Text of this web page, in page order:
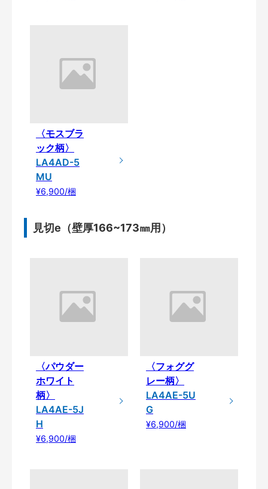
〈モスブラ
ック柄〉
LA4AD-5
MU
¥6,900/梱
見切e（壁厚166~173㎜用）
〈パウダー
ホワイト
柄〉
LA4AE-5J
H
¥6,900/梱
〈フォググ
レー柄〉
LA4AE-5U
G
¥6,900/梱